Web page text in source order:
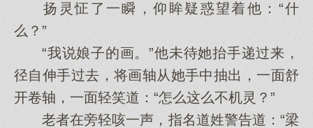
扬灵怔了一瞬，仰眸疑惑望着他：“什
么？”
“我说娘子的画。”他未待她抬手递过来，
径自伸手过去，将画轴从她手中抽出，一面舒
开卷轴，一面轻笑道：“怎么这么不机灵？”
老者在旁轻咳一声，指名道姓警告道：“梁